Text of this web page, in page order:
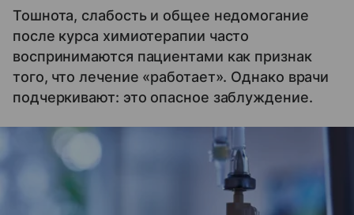
Тошнота, слабость и общее недомогание
после курса химиотерапии часто
воспринимаются пациентами как признак
того, что лечение «работает». Однако врачи
подчеркивают: это опасное заблуждение.